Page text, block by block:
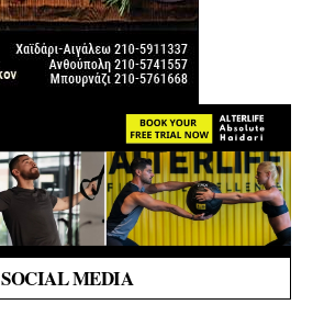
SOCIAL MEDIA